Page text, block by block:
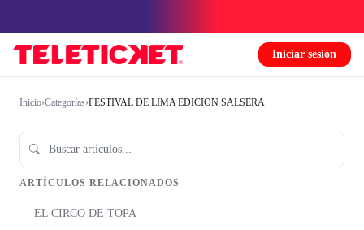
Iniciar sesión
Inicio›Categorías›FESTIVAL DE LIMA EDICION SALSERA
ARTÍCULOS RELACIONADOS
EL CIRCO DE TOPA